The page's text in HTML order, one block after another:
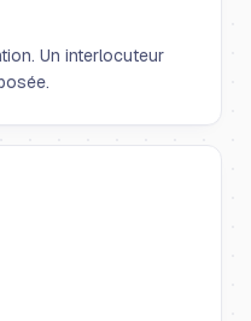
Un interlocuteur